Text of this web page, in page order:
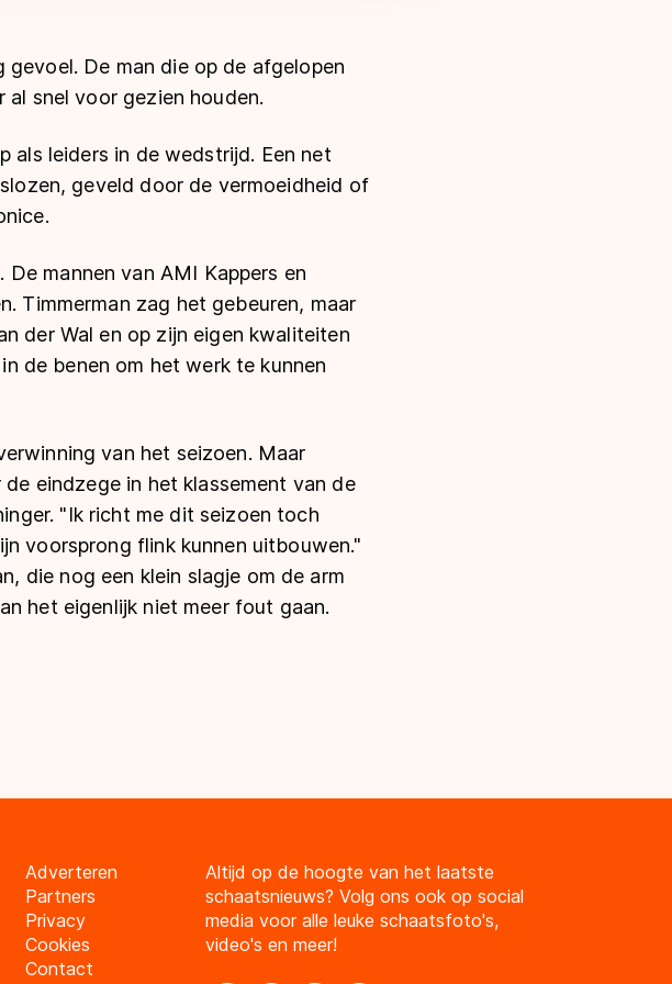
De man die op de afgelopen
snel voor gezien houden.
als leiders in de wedstrijd. Een net
geveld door de vermoeidheid of
mannen van AMI Kappers en
Timmerman zag het gebeuren, maar
der Wal en op zijn eigen kwaliteiten
de benen om het werk te kunnen
van het seizoen. Maar
eindzege in het klassement van de
"Ik richt me dit seizoen toch
voorsprong flink kunnen uitbouwen."
die nog een klein slagje om de arm
het eigenlijk niet meer fout gaan.
Adverteren
Partners
Privacy
Cookies
Contact
Altijd op de hoogte van het laatste
schaatsnieuws? Volg ons ook op social
media voor alle leuke schaatsfoto's,
video's en meer!